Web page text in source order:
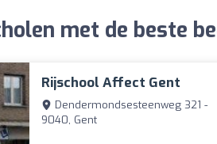
met de beste
Rijschool Affect Gent
Dendermondsesteenweg 321 -
9040, Gent